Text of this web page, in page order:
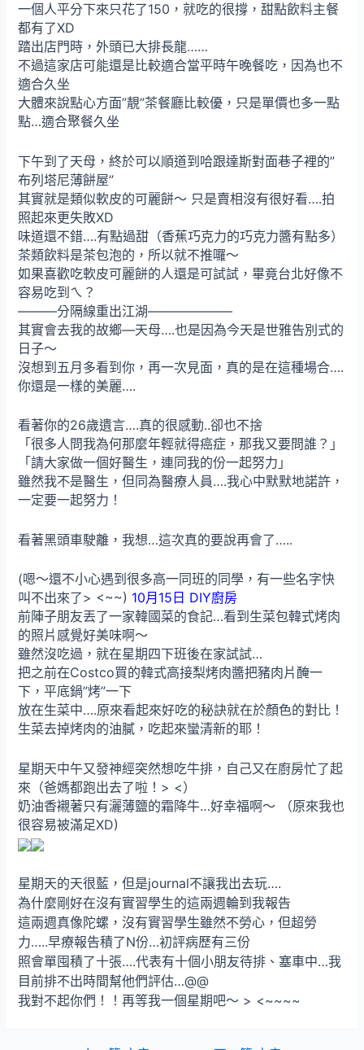
一個人平分下來只花了150，就吃的很撐，甜點飲料主餐
都有了XD
踏出店門時，外頭已大排長龍……
不過這家店可能還是比較適合當平時午晚餐吃，因為也不
適合久坐
大體來說點心方面”靚”茶餐廳比較優，只是單價也多一點
點…適合聚餐久坐
下午到了天母，終於可以順道到哈跟達斯對面巷子裡的”
布列塔尼薄餅屋”
其實就是類似軟皮的可麗餅～ 只是賣相沒有很好看….拍
照起來更失敗XD
味道還不錯….有點過甜（香蕉巧克力的巧克力醬有點多）
茶類飲料是茶包泡的，所以就不推囉～
如果喜歡吃軟皮可麗餅的人還是可試試，畢竟台北好像不
容易吃到ㄟ？
———分隔線重出江湖——————–
其實會去我的故鄉—天母….也是因為今天是世雅告別式的
日子～
沒想到五月多看到你，再一次見面，真的是在這種場合….
你還是一樣的美麗….
看著你的26歲遺言….真的很感動..卻也不捨
「很多人問我為何那麼年輕就得癌症，那我又要問誰？」
「請大家做一個好醫生，連同我的份一起努力」
雖然我不是醫生，但同為醫療人員….我心中默默地諾許，
一定要一起努力！
看著黑頭車駛離，我想…這次真的要說再會了…..
(嗯～還不小心遇到很多高一同班的同學，有一些名字快
叫不出來了> <~~) 10月15日 DIY廚房
前陣子朋友丟了一家韓國菜的食記…看到生菜包韓式烤肉
的照片感覺好美味啊～
雖然沒吃過，就在星期四下班後在家試試…
把之前在Costco買的韓式高接梨烤肉醬把豬肉片醃一
下，平底鍋”烤”一下
放在生菜中….原來看起來好吃的秘訣就在於顏色的對比！
生菜去掉烤肉的油膩，吃起來蠻清新的耶！
星期天中午又發神經突然想吃牛排，自己又在廚房忙了起
來（爸媽都跑出去了啦！> <）
奶油香襯著只有灑薄鹽的霜降牛…好幸福啊～ （原來我也
很容易被滿足XD)
星期天的天很藍，但是journal不讓我出去玩….
為什麼剛好在沒有實習學生的這兩週輪到我報告
這兩週真像陀螺，沒有實習學生雖然不勞心，但超勞
力…..早療報告積了N份…初評病歷有三份
照會單囤積了十張….代表有十個小朋友待排、塞車中…我
目前排不出時間幫他們評估…@@
我對不起你們！！再等我一個星期吧～ > <~~~~